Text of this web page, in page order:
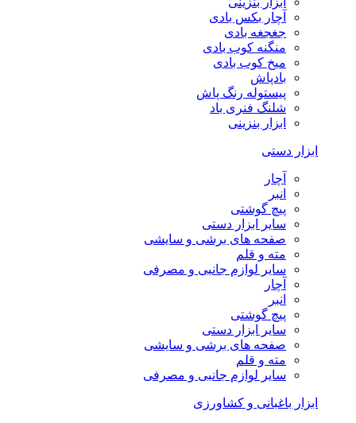
آچار بکس بادی
جغجغه بادی
منگنه کوب بادی
میخ کوب بادی
بادپاش
پیستوله رنگ پاش
شلنگ فنری باد
ابزار بنزینی
ابزار دستی
آچار
انبر
پیچ گوشتی
سایر ابزار دستی
صفحه های برشی و سایشی
مته و قلم
سایر لوازم جانبی و مصرفی
آچار
انبر
پیچ گوشتی
سایر ابزار دستی
صفحه های برشی و سایشی
مته و قلم
سایر لوازم جانبی و مصرفی
ابزار باغبانی و کشاورزی